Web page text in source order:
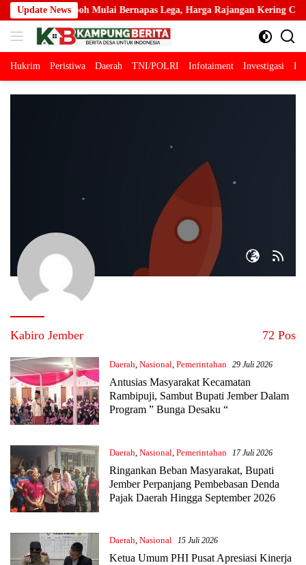
Langsung
ke
konten
Update News
Tembakau Kepoh Mulai Bernapas Lega, Harga Rajangan Kering Capai
Hukrim Peristiwa Daerah TNI/POLRI Infotaiment Investigasi
Kabiro Jember 72 Pos
Daerah, Nasional, Pemerintahan 29 Juli 2026
Antusias Masyarakat Kecamatan
Rambipuji, Sambut Bupati Jember Dalam
Program ” Bunga Desaku “
Daerah Nasional Pemerintahan 17 Juli 2026
Ringankan Beban Masyarakat, Bupati
Jember Perpanjang Pembebasan Denda
Pajak Daerah Hingga September 2026
Daerah, Nasional 15 Juli 2026
Ketua Umum PHI Pusat Apresiasi Kinerja